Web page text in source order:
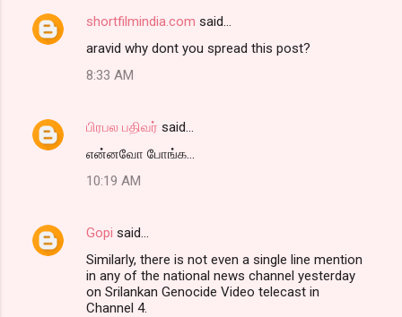
shortfilmindia.com said…
aravid why dont you spread this post?
8:33 AM
பிரபல பதிவர் said…
என்னவோ போங்க...
10:19 AM
Gopi said…
Similarly, there is not even a single line mention
in any of the national news channel yesterday
on Srilankan Genocide Video telecast in
Channel 4.